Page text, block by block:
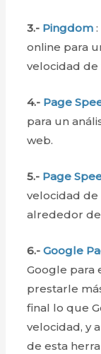
3.- Pingdom :
online para
velocidad de
4.- Page
para un
web.
5.- Page
velocidad de
alrededor
6.-Google
Google para
prestarle
final lo que
velocidad, y
de esta